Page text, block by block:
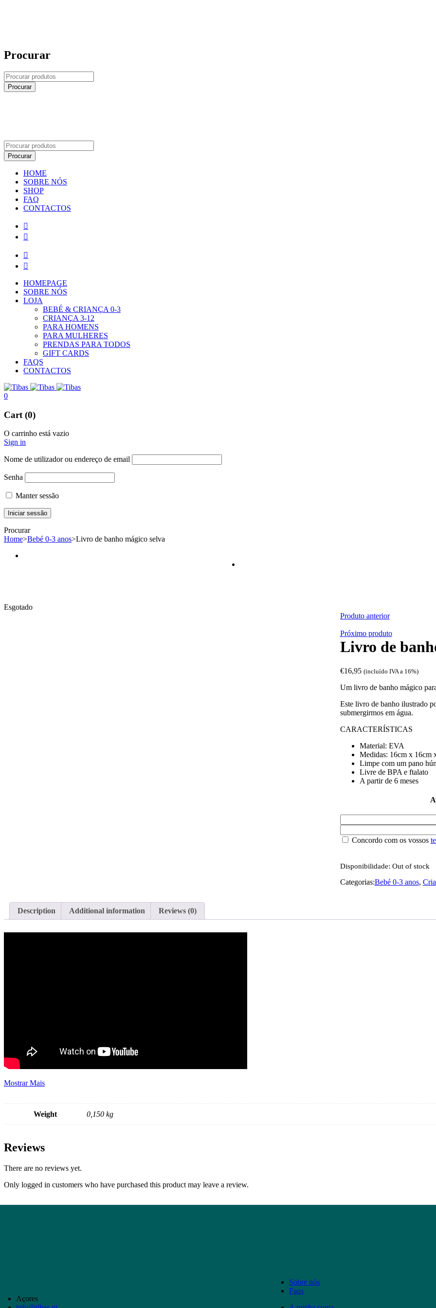
Procurar
HOME
SOBRE NÓS
SHOP
FAQ
CONTACTOS
HOMEPAGE
SOBRE NÓS
LOJA
BEBÉ & CRIANÇA 0-3
CRIANÇA 3-12
PARA HOMENS
PARA MULHERES
PRENDAS PARA TODOS
GIFT CARDS
FAQS
CONTACTOS
0
Cart (0)
O carrinho está vazio
Sign in
Nome de utilizador ou endereço de email
Senha
Manter sessão
Procurar
Home>Bebé 0-3 anos>Livro de banho mágico selva
Esgotado
Produto anterior
Próximo produto
Livro de
€16,95 (incluído IVA a 16%)
Um livro de banho mágico
Este livro de banho ilustrado
submergirmos em água.
CARACTERÍSTICAS
Material: EVA
Medidas: 16cm x 16cm
Limpe com um pano
Livre de BPA e ftalato
A partir de 6 meses
Concordo com os vossos
Disponibilidade: Out of stock
Categorias:Bebé 0-3 anos,
Description Additional information Reviews (0)
Mostrar Mais
Weight 0,150 kg
Reviews
There are no reviews yet.
Only logged in customers who have purchased this product may leave a review.
Açores
Sobre nós
Faqs